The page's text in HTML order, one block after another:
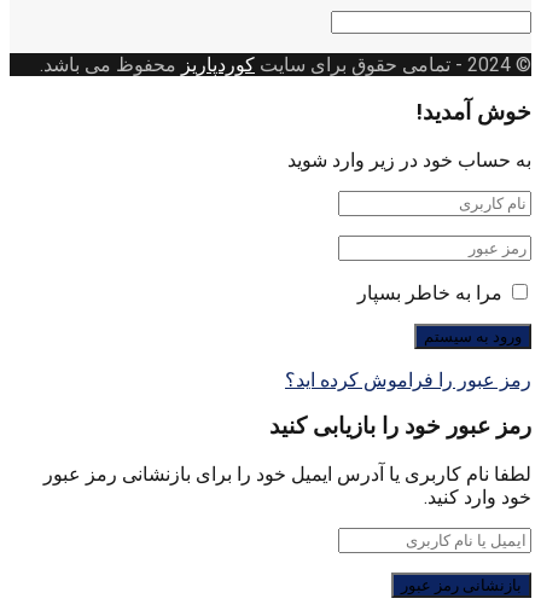
© 2024
- تمامی حقوق برای سایت کوردپاریز محفوظ می باشد.
خوش آمدید!
به حساب خود در زیر وارد شوید
مرا به خاطر بسپار
رمز عبور را فراموش کرده اید؟
رمز عبور خود را بازیابی کنید
لطفا نام کاربری یا آدرس ایمیل خود را برای بازنشانی رمز عبور
خود وارد کنید.